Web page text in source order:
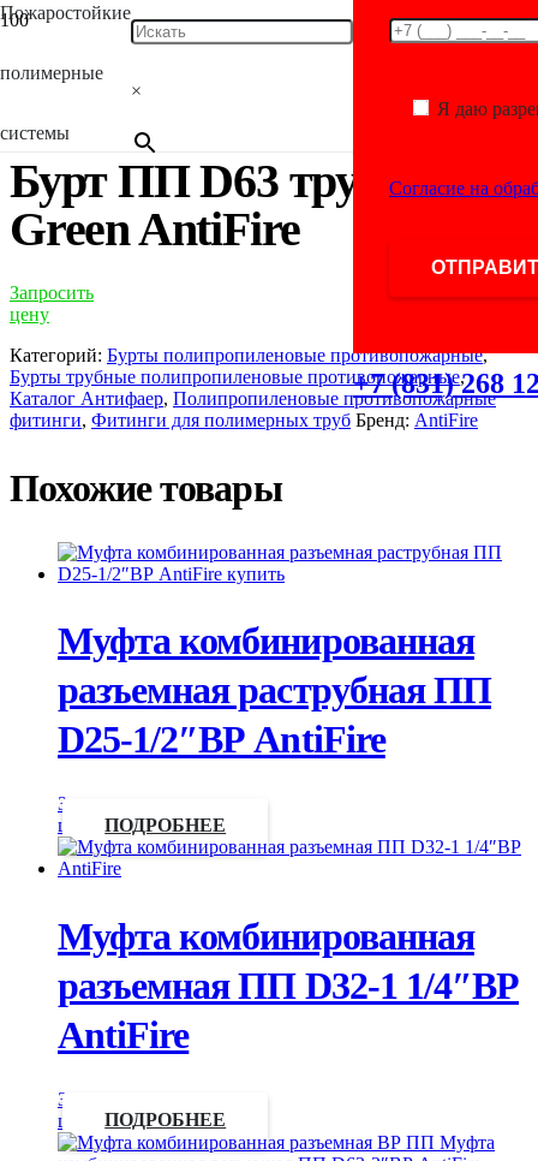
Пожаростойкие
полимерные
системы
×
Я даю
Согласие на
+7 (831) 268
Каталог/Фитинги для полимерных
полипропиленовые противопожарные
Бурт ПП D63 трубный
Green AntiFire
Запросить
цену
Категорий: Бурты полипропиленовые противопожарные,
Бурты трубные полипропиленовые противопожарные,
Каталог Антифаер, Полипропиленовые противопожарные
фитинги, Фитинги для полимерных труб Бренд: AntiFire
Похожие товары
Муфта комбинированная
разъемная раструбная ПП
D25-1/2″ВР AntiFire
Запросить
цену
ПОДРОБНЕЕ
Муфта комбинированная
разъемная ПП D32-1 1/4″ВР
AntiFire
Запросить
цену
ПОДРОБНЕЕ